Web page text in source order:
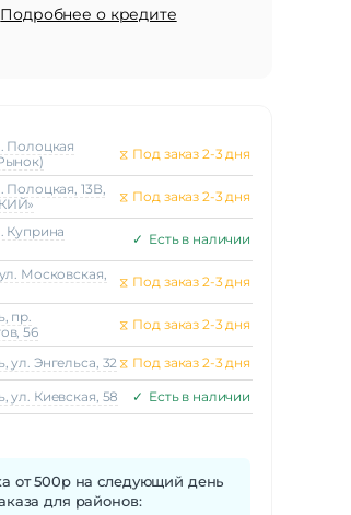
Подробнее о кредите
Полоцкая
⧖ Под заказ 2-3 дня
Полоцкая, 13В,
⧖ Под заказ 2-3 дня
Куприна
✓ Есть в наличии
Московская,
⧖ Под заказ 2-3 дня
пр.
56
⧖ Под заказ 2-3 дня
ул. Энгельса, 32 ⧖ Под заказ 2-3 дня
ул. Киевская, 58 ✓ Есть в наличии
от 500р на следующий день
для районов: